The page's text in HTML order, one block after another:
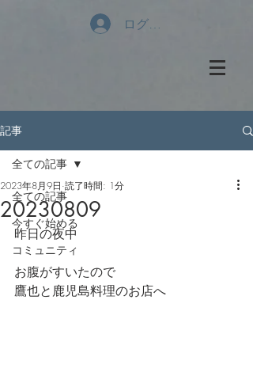
ログイン
記事
全ての記事
今すぐ始める
コミュニティ
全ての記事
20230809
2023年8月9日 読了時間: 1分
昨日の夜中
お腹がすいたので
鷹也と鹿児島料理のお店へ